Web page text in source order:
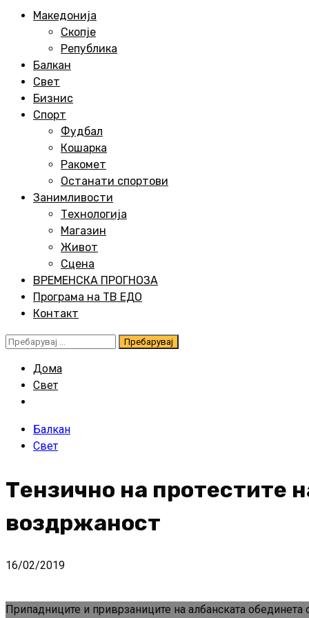
Македонија
Скопје
Република
Балкан
Свет
Бизнис
Спорт
Фудбал
Кошарка
Ракомет
Останати спортови
Занимливости
Технологија
Магазин
Живот
Сцена
ВРЕМЕНСКА ПРОГНОЗА
Програма на ТВ ЕДО
Контакт
Пребарувај
Дома
Свет
Балкан
Свет
Тензично на протестите
воздржаност
16/02/2019
Припадниците и приврзаниците на албанската